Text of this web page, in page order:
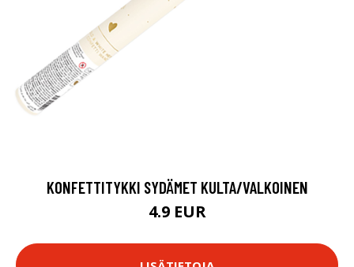
KONFETTITYKKI SYDÄMET KULTA/VALKOINEN
4.9 EUR